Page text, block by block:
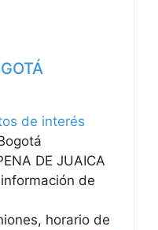
de interés
DE JUAICA
de
horario de